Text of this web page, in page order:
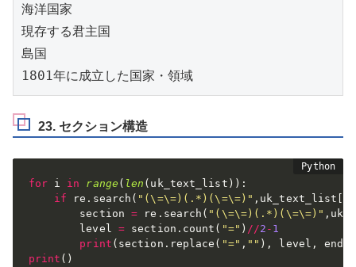
海洋国家
現存する君主国
島国
1801年に成立した国家・領域
23. セクション構造
for i in range ( len ( uk_text_list ) ) :
if re . search ( "(\=\=)(.*)(\=\=)" , uk_text_list
        section
= re . search ( "(\=\=)(.*)(\=\=)" ,
        level
= section . count ( "=" ) //2 - 1
print ( section . replace ( "=" , "" ) , level , end
print ( )